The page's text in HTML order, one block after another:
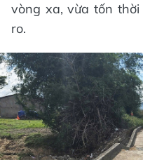
vòng xa, vừa tốn
ro.